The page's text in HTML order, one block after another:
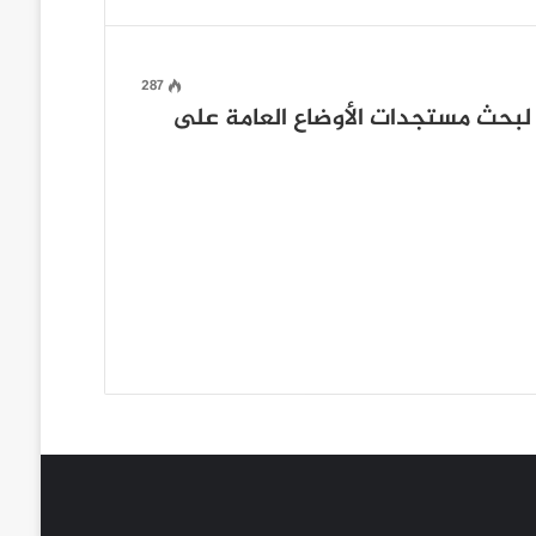
287
مستجدات الأوضاع العامة على